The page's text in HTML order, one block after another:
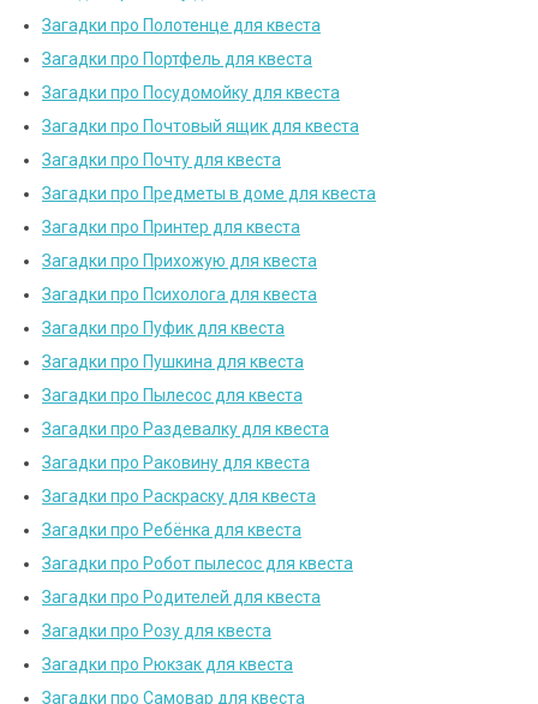
Загадки про Полотенце для квеста
Загадки про Портфель для квеста
Загадки про Посудомойку для квеста
Загадки про Почтовый ящик для квеста
Загадки про Почту для квеста
Загадки про Предметы в доме для квеста
Загадки про Принтер для квеста
Загадки про Прихожую для квеста
Загадки про Психолога для квеста
Загадки про Пуфик для квеста
Загадки про Пушкина для квеста
Загадки про Пылесос для квеста
Загадки про Раздевалку для квеста
Загадки про Раковину для квеста
Загадки про Раскраску для квеста
Загадки про Ребёнка для квеста
Загадки про Робот пылесос для квеста
Загадки про Родителей для квеста
Загадки про Розу для квеста
Загадки про Рюкзак для квеста
Загадки про Самовар для квеста